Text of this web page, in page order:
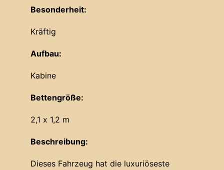
Besonderheit:
Kräftig
Aufbau:
Kabine
Bettengröße:
2,1 x 1,2 m
Beschreibung:
Dieses Fahrzeug hat die luxuriöseste